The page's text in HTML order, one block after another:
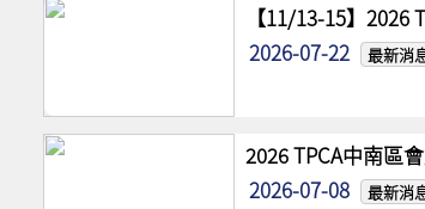
【11/13-15】2026
2026-07-22
最新消
2026 TPCA中南區
2026-07-08
最新消